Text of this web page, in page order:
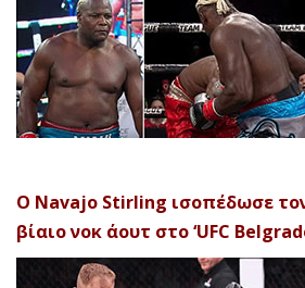
Ο Navajo Stirling ισοπέδωσε
βίαιο νοκ άουτ στο ‘UFC